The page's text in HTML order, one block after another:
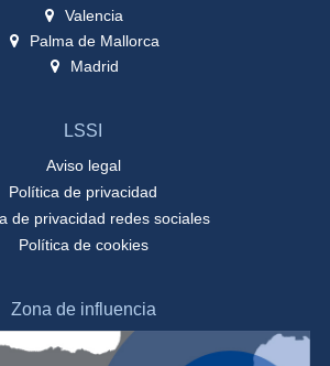
Valencia
Palma de Mallorca
Madrid
LSSI
Aviso legal
Política de privacidad
de privacidad redes sociales
Política de cookies
Zona de influencia